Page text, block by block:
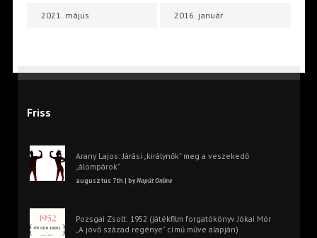
2021. május 2016. január
Friss
Arany Lajos: Járási „királynők” meg a veszekedő
„álompárok”
augusztus 7th | byNapút Online
Pozsgai Zsolt: 1952 (játékfilm forgatókönyv Jókai Mór
„A jövő század regénye” című műve alapján)